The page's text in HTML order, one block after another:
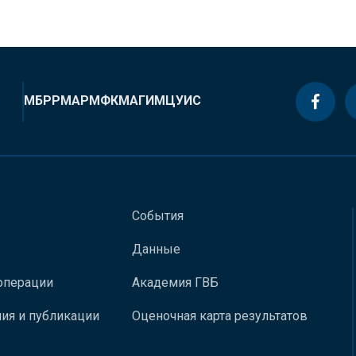
МБРРМАРМФКМАГИМЦУИС
и публикации
События
Данные
Академия ГВБ
Оценочная карта результатов